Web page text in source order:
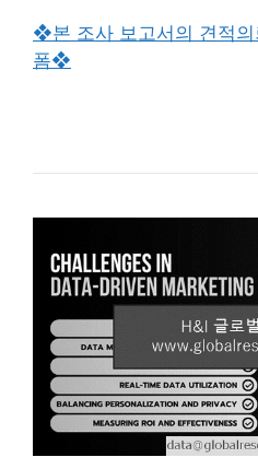
❖본 조사 보고서의 견적
폼❖